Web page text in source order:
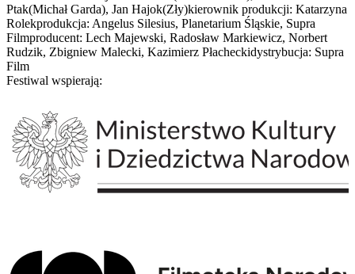
Ptak(Michał Garda), Jan Hajok(Zły)kierownik produkcji: Katarzyna
Rolekprodukcja: Angelus Silesius, Planetarium Śląskie, Supra
Filmproducent: Lech Majewski, Radosław Markiewicz, Norbert
Rudzik, Zbigniew Malecki, Kazimierz Płacheckidystrybucja: Supra
Film
Festiwal wspierają: